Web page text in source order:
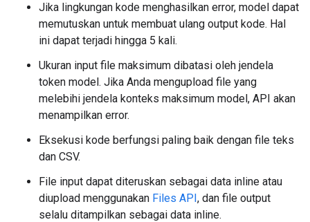
Jika lingkungan kode menghasilkan error, model dapat
memutuskan untuk membuat ulang output kode. Hal
ini dapat terjadi hingga 5 kali.
Ukuran input file maksimum dibatasi oleh jendela
token model. Jika Anda mengupload file yang
melebihi jendela konteks maksimum model, API akan
menampilkan error.
Eksekusi kode berfungsi paling baik dengan file teks
dan CSV.
File input dapat diteruskan sebagai data inline atau
diupload menggunakan Files API, dan file output
selalu ditampilkan sebagai data inline.